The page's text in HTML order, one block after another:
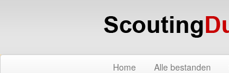
Home
Alle bestanden